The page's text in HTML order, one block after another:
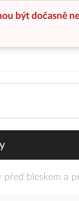
být dočasně
před bleskem a